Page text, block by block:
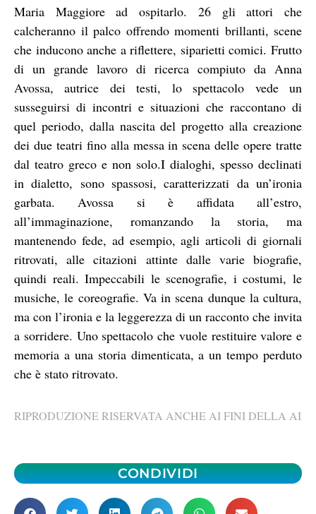
Maria Maggiore ad ospitarlo. 26 gli attori che
calcheranno il palco offrendo momenti brillanti, scene
che inducono anche a riflettere, siparietti comici. Frutto
di un grande lavoro di ricerca compiuto da Anna
Avossa, autrice dei testi, lo spettacolo vede un
susseguirsi di incontri e situazioni che raccontano di
quel periodo, dalla nascita del progetto alla creazione
dei due teatri fino alla messa in scena delle opere tratte
dal teatro greco e non solo.I dialoghi, spesso declinati
in dialetto, sono spassosi, caratterizzati da un’ironia
garbata. Avossa si è affidata all’estro,
all’immaginazione, romanzando la storia, ma
mantenendo fede, ad esempio, agli articoli di giornali
ritrovati, alle citazioni attinte dalle varie biografie,
quindi reali. Impeccabili le scenografie, i costumi, le
musiche, le coreografie. Va in scena dunque la cultura,
ma con l’ironia e la leggerezza di un racconto che invita
a sorridere. Uno spettacolo che vuole restituire valore e
memoria a una storia dimenticata, a un tempo perduto
che è stato ritrovato.
RIPRODUZIONE RISERVATA ANCHE AI FINI DELLA AI
CONDIVIDI